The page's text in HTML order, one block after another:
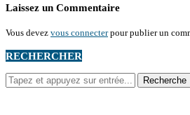
Laissez un Commentaire
Vous devez vous connecterpour publier un
RECHERCHER